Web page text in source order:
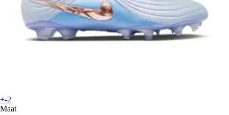
+-2
Maat